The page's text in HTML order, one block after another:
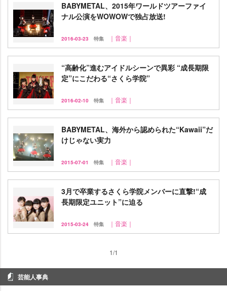
BABYMETAL、2015年ワールドツアーファイ
ナル公演をWOWOWで独占放送!
2016-03-23 特集 ｜音楽｜
“高齢化”進むアイドルシーンで異彩 “成長期限
定”にこだわる“さくら学院”
2016-02-10 特集 ｜音楽｜
BABYMETAL、海外から認められた“Kawaii”だ
けじゃない実力
2015-07-01 特集 ｜音楽｜
3月で卒業するさくら学院メンバーに直撃!“成
長期限定ユニット”に迫る
2015-03-24 特集 ｜音楽｜
1/1
芸能人事典